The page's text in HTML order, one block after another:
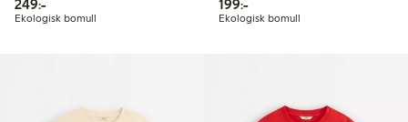
249:-
Ekologisk bomull
199:-
Ekologisk bomull